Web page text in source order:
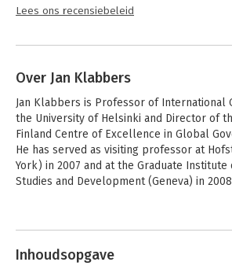
Lees ons recensiebeleid
Over Jan Klabbers
Jan Klabbers is Professor of International
the University of Helsinki and Director of
Finland Centre of Excellence in Global
He has served as visiting professor at
York) in 2007 and at the Graduate
Studies and Development (Geneva) in
Andere boeken door
Inhoudsopgave